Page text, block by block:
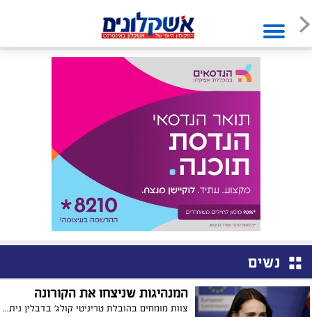
נשים
המנהיגות שניצחו את הקורונה
צוות מומחים בהובלת טריניטי קולג' בדבלין ניתח את התפרצויות הקורונה ב-35 מדינות, מהן 10 בהנהגת נשים. החוקרים מצאו כי במדינות בהן הנהגת גברים היו כמעט פי חמישה מקרי מוות מקורונה בהשוואה למדינות בהנהגת נשים. לפי תוצאות המחקר, מדינות בהנהגת נשים שיטחו את עקומת המגיפה באופן יעיל ומהיר